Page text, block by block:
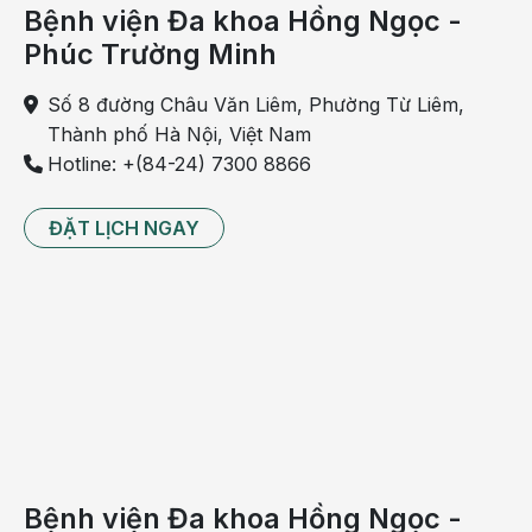
Giảm cholesterol máu làm giảm tiến triển bệnh động
mạch ngoại biên và giảm triệu chứng đau cách hồi.
Bệnh viện Đa khoa Hồng Ngọc -
Phúc Trường Minh
Số 8 đường Châu Văn Liêm, Phường Từ Liêm,
Thành phố Hà Nội, Việt Nam
Hotline: +(84-24) 7300 8866
ĐẶT LỊCH NGAY
Bệnh viện Đa khoa Hồng Ngọc -